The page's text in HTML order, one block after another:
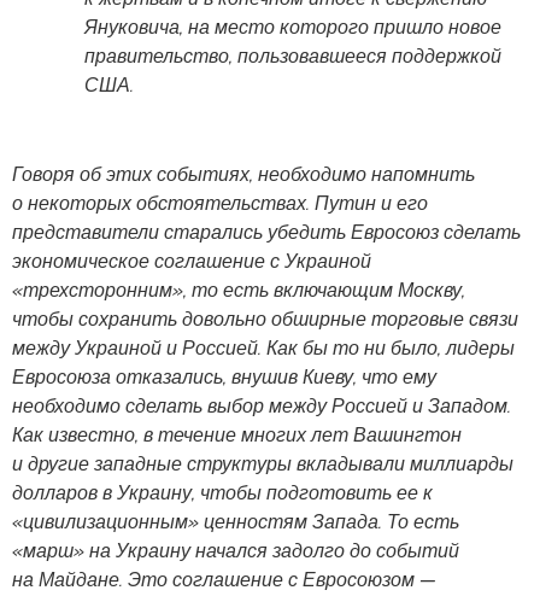
Януковича, на место которого пришло новое
правительство, пользовавшееся поддержкой
США.
Говоря об этих событиях, необходимо напомнить
о некоторых обстоятельствах. Путин и его
представители старались убедить Евросоюз сделать
экономическое соглашение с Украиной
«трехсторонним», то есть включающим Москву,
чтобы сохранить довольно обширные торговые связи
между Украиной и Россией. Как бы то ни было, лидеры
Евросоюза отказались, внушив Киеву, что ему
необходимо сделать выбор между Россией и Западом.
Как известно, в течение многих лет Вашингтон
и другие западные структуры вкладывали миллиарды
долларов в Украину, чтобы подготовить ее к
«цивилизационным» ценностям Запада. То есть
«марш» на Украину начался задолго до событий
на Майдане. Это соглашение с Евросоюзом —